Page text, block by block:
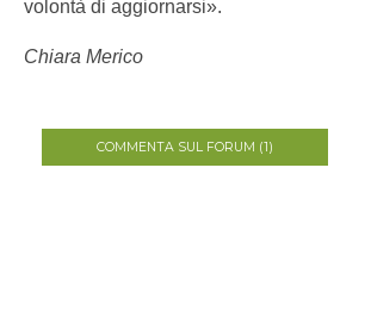
volontà di aggiornarsi».
Chiara Merico
COMMENTA SUL FORUM (1)